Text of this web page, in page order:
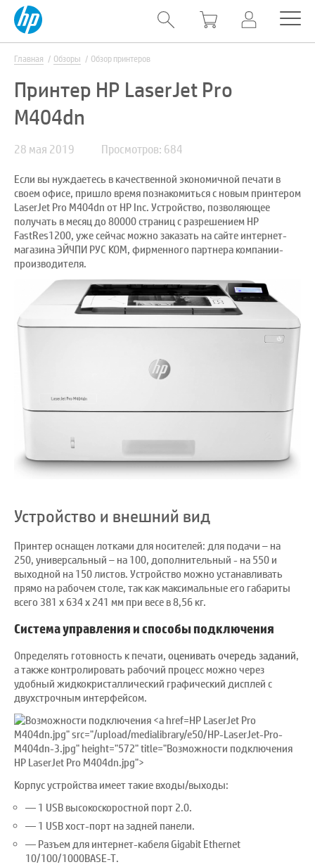
Главная Обзоры Обзор принтеров
Принтер HP LaserJet Pro
M404dn
28 мая 2019 Просмотров: 684
Если вы нуждаетесь в качественной экономичной печати в
своем офисе, пришло время познакомиться с новым принтером
LaserJet Pro M404dn от HP Inc. Устройство, позволяющее
получать в месяц до 80000 страниц с разрешением HP
FastRes1200, уже сейчас можно заказать на сайте интернет-
магазина ЭЙЧПИ РУС КОМ, фирменного партнера компании-
производителя.
Устройство и внешний вид
Принтер оснащен лотками для носителей: для подачи – на
250, универсальный – на 100, дополнительный - на 550 и
выходной на 150 листов. Устройство можно устанавливать
прямо на рабочем столе, так как максимальные его габариты
всего 381 x 634 x 241 мм при весе в 8,56 кг.
Система управления и способы подключения
Определять готовность к печати, оценивать очередь заданий,
а также контролировать рабочий процесс можно через
удобный жидкокристаллический графический дисплей с
двухстрочным интерфейсом.
HP LaserJet Pro
M404dn.jpg" src="/upload/medialibrary/e50/HP-LaserJet-Pro-
M404dn-3.jpg" height="572" title="Возможности подключения
HP LaserJet Pro M404dn.jpg">
Корпус устройства имеет такие входы/выходы:
1 USB высокоскоростной порт 2.0.
1 USB хост-порт на задней панели.
Разъем для интернет-кабеля Gigabit Ethernet
10/100/1000BASE-T.